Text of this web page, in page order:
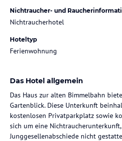
Nichtraucher- und
Nichtraucherhotel
Hoteltyp
Ferienwohnung
Das Hotel allgemein
Das Haus zur alten Bimmelbahn
Gartenblick. Diese Unterkunft
kostenlosen Privatparkplatz sowie
sich um eine
Junggesellenabschiede nicht